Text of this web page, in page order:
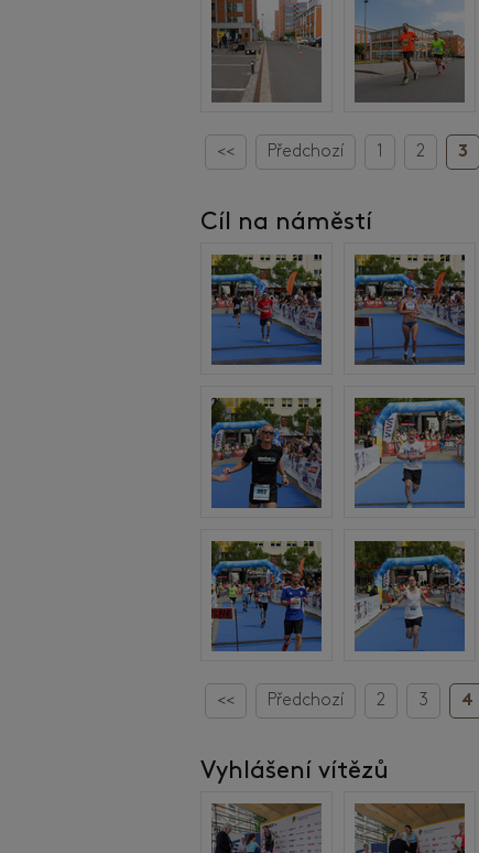
<< Předchozí 1 2 3
Cíl na náměstí
<< Předchozí 2 3 4
Vyhlášení vítězů